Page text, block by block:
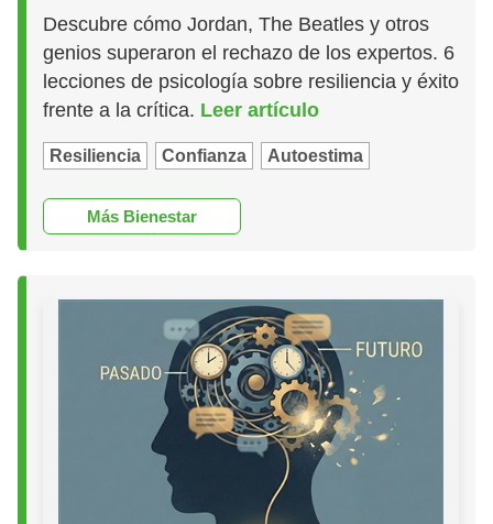
Descubre cómo Jordan, The Beatles y otros
genios superaron el rechazo de los expertos. 6
lecciones de psicología sobre resiliencia y éxito
frente a la crítica. Leer artículo
Resiliencia Confianza Autoestima
Más Bienestar